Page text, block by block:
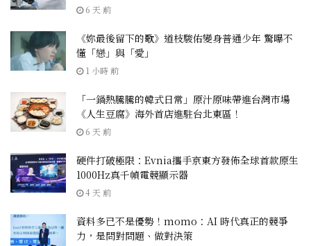
6 天 前
《妳最後留下的歌》道枝駿佑變身普通少年 驚曝不
懂「戀」與「愛」
1 小時 前
「一鍋熱騰騰的韓式日常」原汁原味帶進台灣市場
《人生豆腐》海外首店進駐台北東區！
6 天 前
硬件打破極限：Evnia攜手京東方發佈全球首款原生
1000Hz真千幀電競顯示器
4 天 前
資料多已不是優勢！momo：AI 時代真正的競爭
力，是問對問題、做對決策